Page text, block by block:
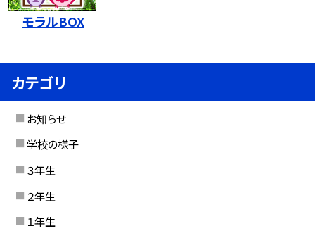
モラルBOX
カテゴリ
お知らせ
学校の様子
３年生
２年生
１年生